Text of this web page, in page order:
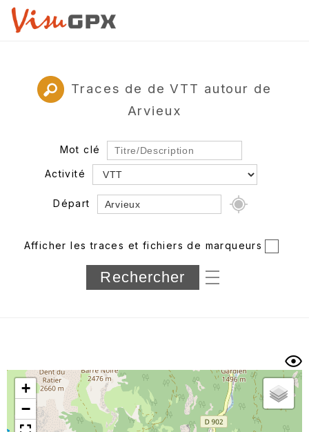
Traces de de VTT autour de
Arvieux
Mot clé
Activité
Départ
Département
Longueur min/max
Trier par
Horodatage Photos
Afficher les traces et fichiers de marqueurs
+
−